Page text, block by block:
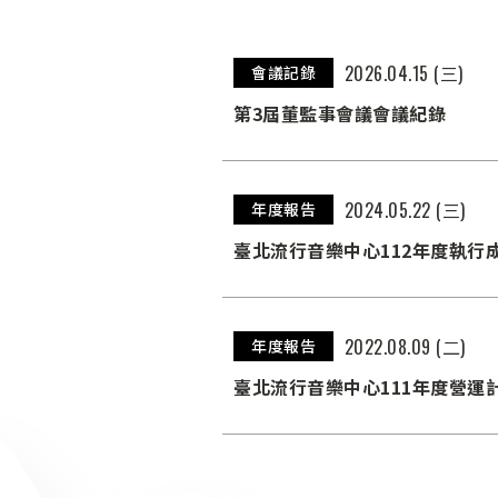
會議記錄
2026.04.15 (三)
第3屆董監事會議會議紀錄
年度報告
2024.05.22 (三)
臺北流行音樂中心112年度執行
年度報告
2022.08.09 (二)
臺北流行音樂中心111年度營運